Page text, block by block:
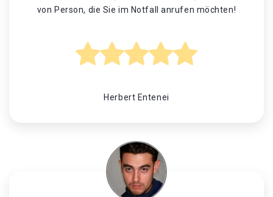
von Person, die Sie im Notfall anrufen möchten!
Herbert Entenei